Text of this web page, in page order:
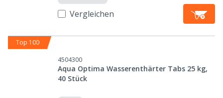
Vergleichen
Top 100
4504300
Aqua Optima Wasserenthärter Tabs 25 kg,
40 Stück